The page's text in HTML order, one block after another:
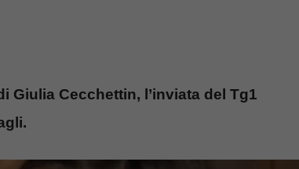
Giulia Cecchettin, l’inviata del Tg1